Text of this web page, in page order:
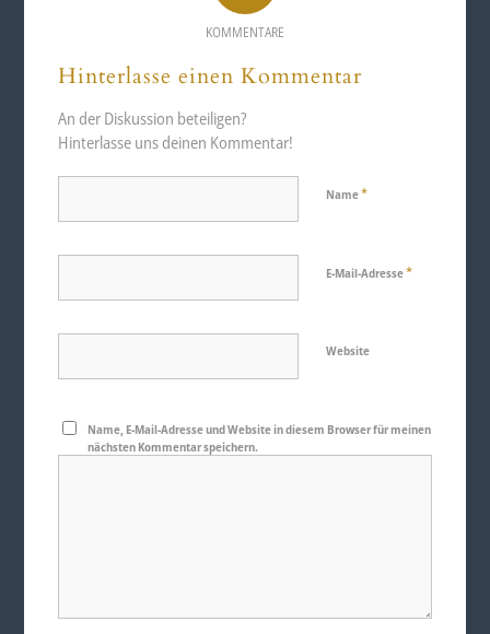
KOMMENTARE
Hinterlasse einen Kommentar
An der Diskussion beteiligen?
Hinterlasse uns deinen Kommentar!
Name*
E-Mail-Adresse*
Website
Name, E-Mail-Adresse und Website in diesem Browser für meinen
nächsten Kommentar speichern.